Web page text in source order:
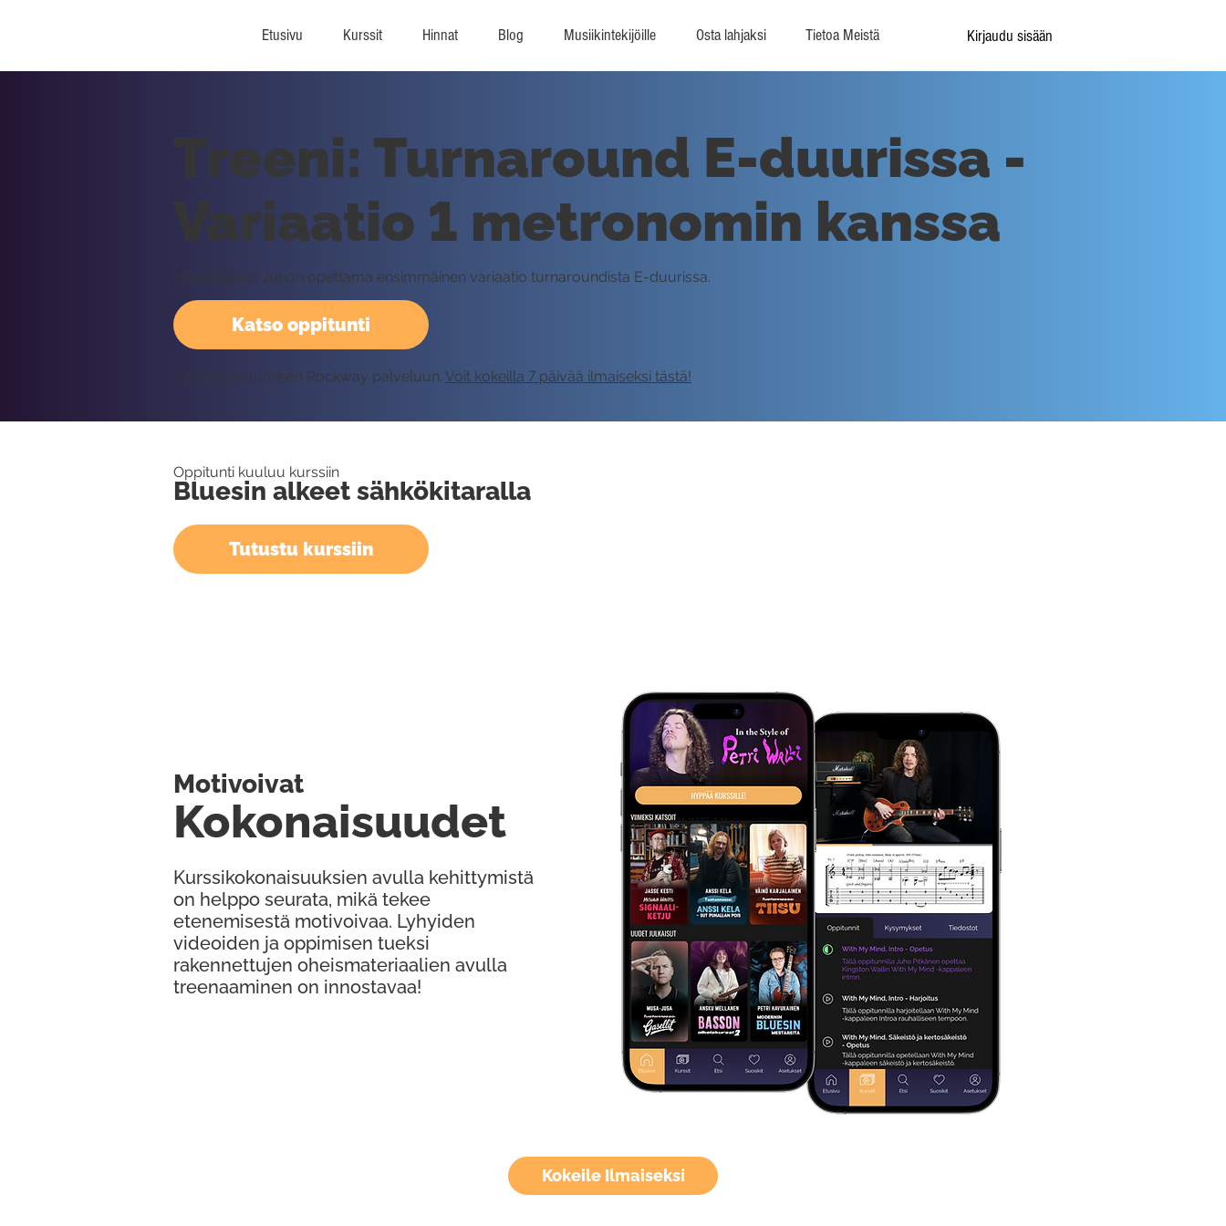
Etusivu Kurssit Hinnat Blog Musiikintekijöille Osta lahjaksi Tietoa Meistä Kirjaudu sisään
Kokeile Ilmaiseksi
Katso oppitunti
Treeni: Turnaround E-duurissa -
Variaatio 1 metronomin kanssa
Harjoitellaan Juhon opettama ensimmäinen variaatio turnaroundista E-duurissa.
Vaatii kirjautumisen Rockway palveluun. Voit kokeilla 7 päivää ilmaiseksi tästä!
Oppitunti kuuluu kurssiin
Bluesin alkeet sähkökitaralla
Tutustu kurssiin
Kurssikokonaisuuksien avulla kehittymistä
on helppo seurata, mikä tekee
etenemisestä motivoivaa. Lyhyiden
videoiden ja oppimisen tueksi
rakennettujen oheismateriaalien avulla
treenaaminen on innostavaa!
Kokonaisuudet
Motivoivat